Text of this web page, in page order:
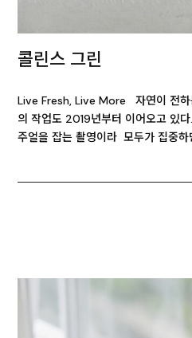
콜린스 그린
Live Fresh, Live More 자연이 전하
의 작업도 2019년부터 이어오고 있
주얼을 잡는 촬영이라 모두가 집중